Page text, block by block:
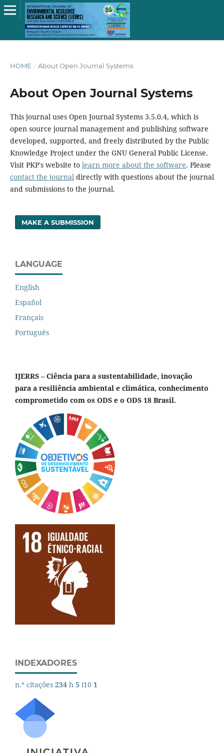
HOME / About Open Journal Systems
About Open Journal Systems
This journal uses Open Journal Systems 3.5.0.4, which is
open source journal management and publishing software
developed, supported, and freely distributed by the Public
Knowledge Project under the GNU General Public License.
Visit PKP's website to learn more about the software. Please
contact the journaldirectly with questions about the journal
and submissions to the journal.
MAKE A SUBMISSION
LANGUAGE
English
Español
Français
Português
IJERRS – Ciência para a sustentabilidade, inovação
para a resiliência ambiental e climática, conhecimento
comprometido com os ODS e o ODS 18 Brasil.
INDEXADORES
n.º citações 234 h 5 i10 1